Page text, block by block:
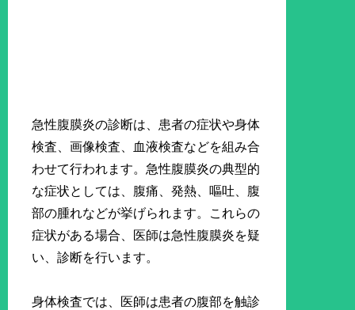
急性腹膜炎の診断は、患者の症状や身体
検査、画像検査、血液検査などを組み合
わせて行われます。急性腹膜炎の典型的
な症状としては、腹痛、発熱、嘔吐、腹
部の腫れなどが挙げられます。これらの
症状がある場合、医師は急性腹膜炎を疑
い、診断を行います。
身体検査では、医師は患者の腹部を触診